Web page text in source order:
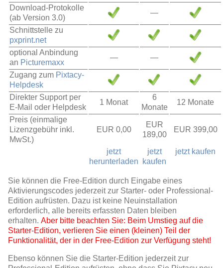
Download-Protokolle
(ab Version 3.0)
—
Schnittstelle zu
pxprint.net
optional Anbindung
an Picturemaxx
— —
Zugang zum Pixtacy-
Helpdesk
Direkter Support per
E-Mail oder Helpdesk
1 Monat
6
Monate
12 Monate
Preis (einmalige
Lizenzgebühr inkl.
MwSt.)
EUR 0,00
EUR
189,00
EUR 399,00
jetzt
herunterladen
jetzt
kaufen
jetzt kaufen
Sie können die Free-Edition durch Eingabe eines
Aktivierungscodes jederzeit zur Starter- oder Professional-
Edition aufrüsten. Dazu ist keine Neuinstallation
erforderlich, alle bereits erfassten Daten bleiben
erhalten. Aber bitte beachten Sie: Beim Umstieg auf die
Starter-Edition, verlieren Sie einen (kleinen) Teil der
Funktionalität, der in der Free-Edition zur Verfügung steht!
Ebenso können Sie die Starter-Edition jederzeit zur